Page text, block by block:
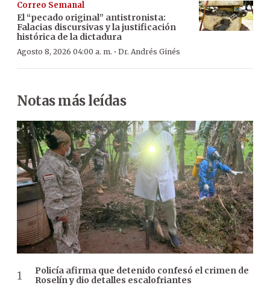
Correo Semanal
El “pecado original” antistronista:
Falacias discursivas y la justificación
histórica de la dictadura
Agosto 8, 2026 04:00 a. m. · Dr. Andrés Ginés
Notas más leídas
Policía afirma que detenido confesó el crimen de
Roselín y dio detalles escalofriantes